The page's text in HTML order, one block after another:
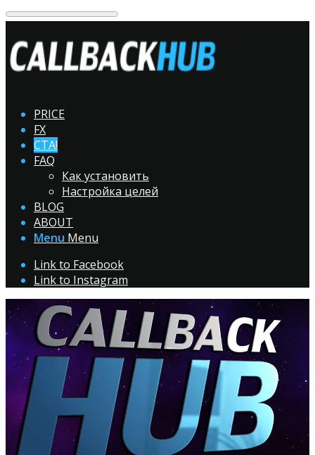
PRICE
FX
CTA!
FAQ
Как установить
Настройка целей
BLOG
ABOUT
Menu Menu
Link to Facebook
Link to Instagram